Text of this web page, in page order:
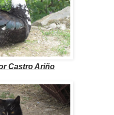
Castro Ariño